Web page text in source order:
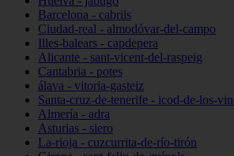
Barcelona - cabrils
Ciudad-real - almodóvar-del-campo
Illes-balears - capdepera
Alicante - sant-vicent-del-raspeig
Cantabria - potes
álava - vitoria-gasteiz
Santa-cruz-de-tenerife - icod-de-los-
Almería - adra
Asturias - siero
La-rioja - cuzcurrita-de-río-tirón